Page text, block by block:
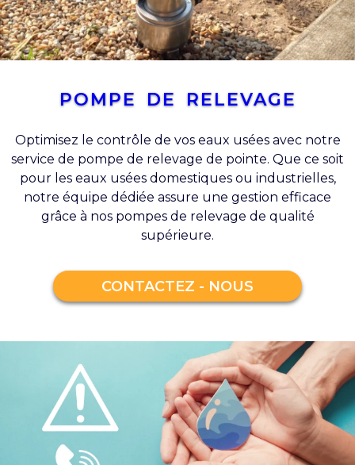
POMPE DE RELEVAGE
Optimisez le contrôle de vos eaux usées avec notre
service de pompe de relevage de pointe. Que ce soit
pour les eaux usées domestiques ou industrielles,
notre équipe dédiée assure une gestion efficace
grâce à nos pompes de relevage de qualité
supérieure.
CONTACTEZ - NOUS